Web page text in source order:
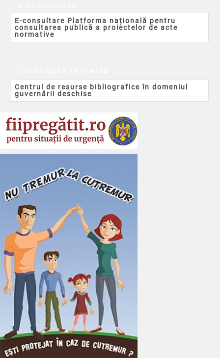
E-consultare Platforma națională pentru
consultarea publică a proiectelor de acte
normative
Centrul de resurse bibliografice în domeniul
guvernării deschise